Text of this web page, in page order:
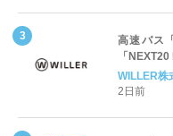
高速バス
「
WILLER株
2日前